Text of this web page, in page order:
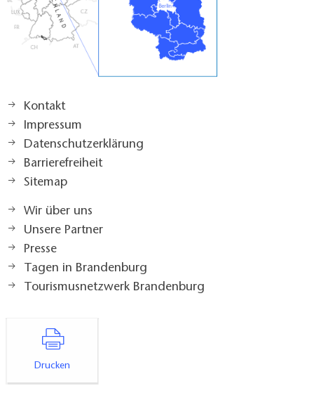
Kontakt
Impressum
Datenschutzerklärung
Barrierefreiheit
Sitemap
Wir über uns
Unsere Partner
Presse
Tagen in Brandenburg
Tourismusnetzwerk Brandenburg
Drucken